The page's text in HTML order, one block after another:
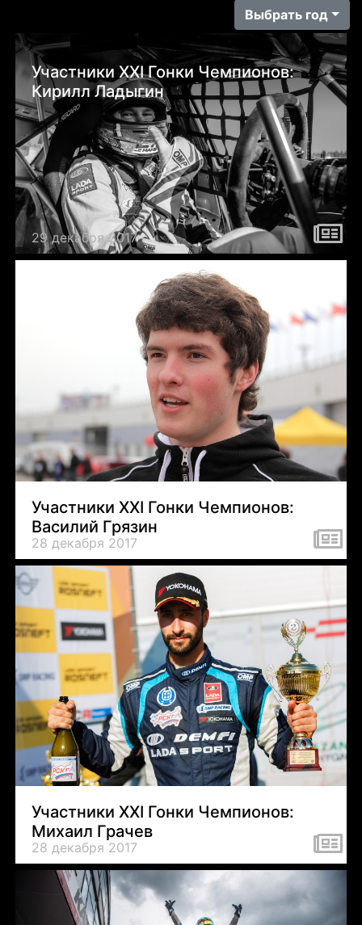
Выбрать год
Участники XXI Гонки Чемпионов:
Кирилл Ладыгин
29 декабря 2017
Участники XXI Гонки Чемпионов:
Василий Грязин
28 декабря 2017
Участники XXI Гонки Чемпионов:
Михаил Грачев
28 декабря 2017